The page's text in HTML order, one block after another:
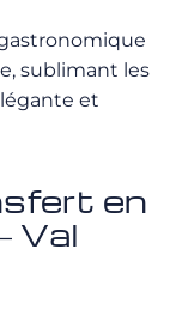
sublimant les
et
en
Val